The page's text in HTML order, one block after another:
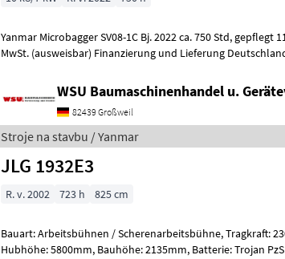
Yanmar Microbagger SV08-1C Bj. 2022 ca. 750 Std, gepflegt 11000 € zzgl.
MwSt. (ausweisbar) Finanzierung und Lieferung
WSU Baumaschinenhandel u.
82439 Großweil
Stroje na stavbu / Yanmar
JLG 1932E3
R. v. 2002 723 h 825 cm
Bauart: Arbeitsbühnen / Scherenarbeitsbühne, Tragkraft: 230kg,
Hubhöhe: 5800mm, Bauhöhe: 2135mm, Batterie: Trojan PzS 24V